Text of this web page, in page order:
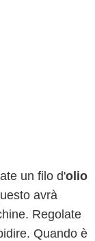
un filo d'olio
avrà
Regolate
Quando è